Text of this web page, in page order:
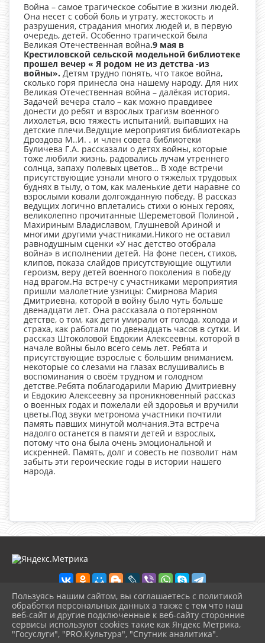
Война – самое трагическое событие в жизни людей.
Она несет с собой боль и утрату, жестокость и
разрушения, страдания многих людей и, в первую
очередь, детей. Особенно трагической была
Великая Отечественная война.9 мая в
Крестиловской сельской модельной библиотеке
прошел вечер « Я родом не из детства -из
войны». Детям трудно понять, что такое война,
сколько горя принесла она нашему народу. Для них
Великая Отечественная война – далёкая история.
Задачей вечера стало – как можно правдивее
донести до ребят и взрослых трагизм военного
лихолетья, всю тяжесть испытаний, выпавших на
детские плечи.Ведущие мероприятия библиотекарь
Дроздова М..И. . и член совета библиотеки
Буличева Г.А. рассказали о детях войны, которые
тоже любили жизнь, радовались лучам утреннего
солнца, запаху полевых цветов… В ходе встречи
присутствующие узнали много о тяжёлых трудовых
буднях в тылу, о том, как маленькие дети наравне со
взрослыми ковали долгожданную победу. В рассказ
ведущих логично вплетались стихи о юных героях,
великолепно прочитанные Шереметовой Полиной ,
Махириным Владиславом, Глушневой Ариной и
многими другими участниками.Никого не оставил
равнодушным сценки «У нас детство отобрала
война» в исполнении детей. На фоне песен, стихов,
клипов, показа слайдов присутствующие ощутили
героизм, веру детей военного поколения в победу
над врагом.На встречу с участниками мероприятия
пришли малолетние узницы: Смирнова Мария
Дмитриевна, которой в войну было чуть больше
двенадцати лет. Она рассказала о потерянном
детстве, о том, как дети умирали от голода, холода и
страха, как работали по двенадцать часов в сутки. И
рассказ Штоколовой Евдокии Алексеевны, которой в
начале войны было всего семь лет. Ребята и
присутствующие взрослые с большим вниманием,
некоторые со слезами на глазах вслушивались в
воспоминания о своём трудном и голодном
детстве.Ребята поблагодарили Марию Дмитриевну
и Евдокию Алексеевну за проникновенный рассказ
о военных годах и пожелали ей здоровья и вручили
цветы.Под звуки метронома участники почтили
память павших минутой молчания.Эта встреча
надолго останется в памяти детей и взрослых,
потому что она была очень эмоциональной и
искренней. Память, долг и совесть не позволит нам
забыть эти героические годы в истории нашего
народа.
2026 г. loknbibl.ru
Вход
Карта сайта
Пользуясь нашим сайтом, вы соглашаетесь с политикой
обработки персональных данных а также с тем что наш
веб-сайт и другие подключенные к веб-сайту сторонние
сервисы используют cookies такие как Яндекс Метрика,
"Госуслуги", "PRO.Культура", "Спутник аналитика".